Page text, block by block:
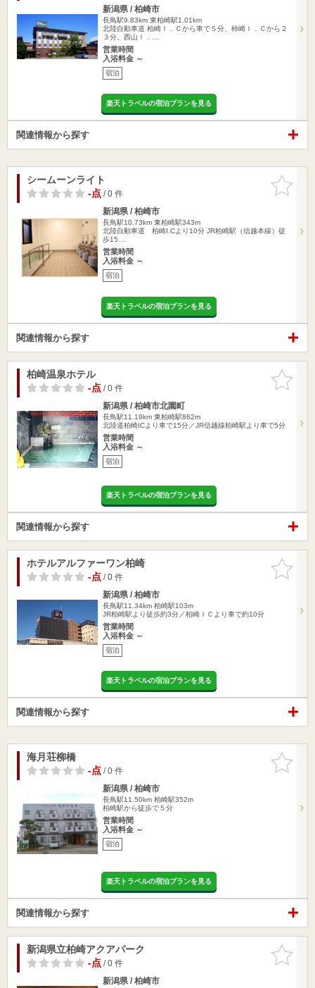
新潟県 / 柏崎市
長鳥駅9.83km 東柏崎駅1.01km
北陸自動車道 柏崎Ｉ．Ｃから車で５分、柿崎Ｉ．Ｃから２
３分、西山Ｉ．…
営業時間
入浴料金 ～
宿泊
楽天トラベルの宿泊プランを見る
関連情報から探す
お気に入
りに追加
シームーンライト
-点/ 0 件
新潟県 / 柏崎市
長鳥駅10.73km 東柏崎駅343m
北陸自動車道 柏崎I.Cより10分 JR柏崎駅（信越本線）徒
歩15…
営業時間
入浴料金 ～
宿泊
楽天トラベルの宿泊プランを見る
関連情報から探す
お気に入
りに追加
柏崎温泉ホテル
-点/ 0 件
新潟県 / 柏崎市北園町
長鳥駅11.19km 東柏崎駅862m
北陸道柏崎ICより車で15分／JR信越線柏崎駅より車で5分
営業時間
入浴料金 ～
宿泊
楽天トラベルの宿泊プランを見る
関連情報から探す
お気に入
りに追加
ホテルアルファーワン柏崎
-点/ 0 件
新潟県 / 柏崎市
長鳥駅11.34km 柏崎駅103m
JR柏崎駅より徒歩約3分／柏崎ＩＣより車で約10分
営業時間
入浴料金 ～
宿泊
楽天トラベルの宿泊プランを見る
関連情報から探す
お気に入
りに追加
海月荘柳橋
-点/ 0 件
新潟県 / 柏崎市
長鳥駅11.50km 柏崎駅352m
柏崎駅から徒歩で５分
営業時間
入浴料金 ～
宿泊
楽天トラベルの宿泊プランを見る
関連情報から探す
お気に入
りに追加
新潟県立柏崎アクアパーク
-点/ 0 件
新潟県 / 柏崎市